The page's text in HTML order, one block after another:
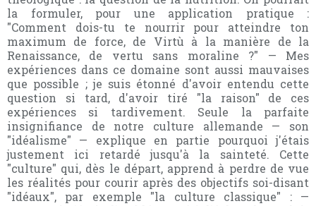
la formuler, pour une application pratique :
"Comment dois-tu te nourrir pour atteindre ton
maximum de force, de Virtù à la manière de la
Renaissance, de vertu sans moraline ?" — Mes
expériences dans ce domaine sont aussi mauvaises
que possible ; je suis étonné d'avoir entendu cette
question si tard, d'avoir tiré "la raison" de ces
expériences si tardivement. Seule la parfaite
insignifiance de notre culture allemande — son
"idéalisme" — explique en partie pourquoi j'étais
justement ici retardé jusqu'à la sainteté. Cette
"culture" qui, dès le départ, apprend à perdre de vue
les réalités pour courir après des objectifs soi-disant
"idéaux", par exemple "la culture classique" : —